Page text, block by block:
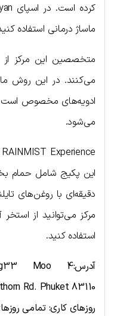
ماساژ درمانی استفاده
می‌کنند. در این روش
ادویه‌های مخصوص است
می‌شود.
دقیقه‌ای با روغن‌های
مرکز می‌توانید از
استفاده کنید.
آدرس:Moo 4
Rd. Phuket 83110
روزهای کاری: تمامی روزهای هفته